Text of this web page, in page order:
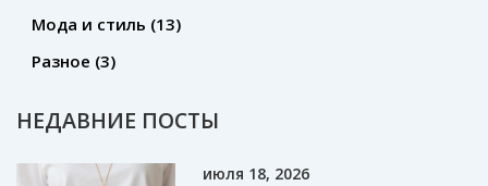
Мода и стиль (13)
Разное (3)
НЕДАВНИЕ ПОСТЫ
июля 18, 2026